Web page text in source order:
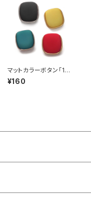
マットカラーボタン「15
mm」（全3色）【A001
7】
¥160